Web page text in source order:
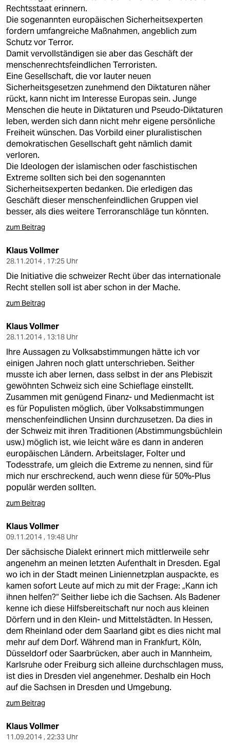
Rechtsstaat erinnern.
Die sogenannten europäischen Sicherheitsexperten
fordern umfangreiche Maßnahmen, angeblich zum
Schutz vor Terror.
Damit vervollständigen sie aber das Geschäft der
menschenrechtsfeindlichen Terroristen.
Eine Gesellschaft, die vor lauter neuen
Sicherheitsgesetzen zunehmend den Diktaturen näher
rückt, kann nicht im Interesse Europas sein. Junge
Menschen die heute in Diktaturen und Pseudo-Diktaturen
leben, werden sich dann nicht mehr eigene persönliche
Freiheit wünschen. Das Vorbild einer pluralistischen
demokratischen Gesellschaft geht nämlich damit
verloren.
Die Ideologen der islamischen oder faschistischen
Extreme sollten sich bei den sogenannten
Sicherheitsexperten bedanken. Die erledigen das
Geschäft dieser menschenfeindlichen Gruppen viel
besser, als dies weitere Terroranschläge tun könnten.
zum Beitrag
Klaus Vollmer
28.11.2014 , 17:25 Uhr
Die Initiative die schweizer Recht über das internationale
Recht stellen soll ist aber schon in der Mache.
zum Beitrag
Klaus Vollmer
28.11.2014 , 13:18 Uhr
Ihre Aussagen zu Volksabstimmungen hätte ich vor
einigen Jahren noch glatt unterschrieben. Seither
musste ich aber lernen, dass selbst in der ans Plebiszit
gewöhnten Schweiz sich eine Schieflage einstellt.
Zusammen mit genügend Finanz- und Medienmacht ist
es für Populisten möglich, über Volksabstimmungen
menschenfeindlichen Unsinn durchzusetzen. Da dies in
der Schweiz mit ihren Traditionen (Abstimmungsbüchlein
usw.) möglich ist, wie leicht wäre es dann in anderen
europäischen Ländern. Arbeitslager, Folter und
Todesstrafe, um gleich die Extreme zu nennen, sind für
mich nur erschreckend, auch wenn diese für 50%-Plus
populär werden sollten.
zum Beitrag
Klaus Vollmer
09.11.2014 , 19:48 Uhr
Der sächsische Dialekt erinnert mich mittlerweile sehr
angenehm an meinen letzten Aufenthalt in Dresden. Egal
wo ich in der Stadt meinen Liniennetzplan auspackte, es
kamen sofort Leute auf mich zu mit der Frage: „Kann ich
ihnen helfen?“ Seither liebe ich die Sachsen. Als Badener
kenne ich diese Hilfsbereitschaft nur noch aus kleinen
Dörfern und in den Klein- und Mittelstädten. In Hessen,
dem Rheinland oder dem Saarland gibt es dies nicht mal
mehr auf dem Dorf. Während man in Frankfurt, Köln,
Düsseldorf oder Saarbrücken, aber auch in Mannheim,
Karlsruhe oder Freiburg sich alleine durchschlagen muss,
ist dies in Dresden viel angenehmer. Deshalb ein Hoch
auf die Sachsen in Dresden und Umgebung.
zum Beitrag
Klaus Vollmer
11.09.2014 , 22:33 Uhr